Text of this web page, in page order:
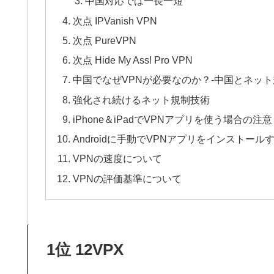
次点 IPVanish VPN
次点 PureVPN
次点 Hide My Ass! Pro VPN
中国でなぜVPNが必要なのか？-中国とネット
強化され続けるネット規制技術
iPhone＆iPadでVPNアプリを使う場合の注意
Androidに手動でVPNアプリをインストール
VPNの速度について
VPNの評価基準について
1位 12VPX